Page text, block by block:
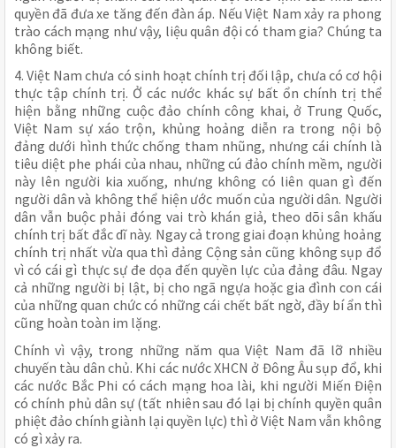
quyền đã đưa xe tăng đến đàn áp. Nếu Việt Nam xảy ra phong
trào cách mạng như vậy, liệu quân đội có tham gia? Chúng ta
không biết.
4. Việt Nam chưa có sinh hoạt chính trị đối lập, chưa có cơ hội
thực tập chính trị. Ở các nước khác sự bất ổn chính trị thể
hiện bằng những cuộc đảo chính công khai, ở Trung Quốc,
Việt Nam sự xáo trộn, khủng hoảng diễn ra trong nội bộ
đảng dưới hình thức chống tham nhũng, nhưng cái chính là
tiêu diệt phe phái của nhau, những cú đảo chính mềm, người
này lên người kia xuống, nhưng không có liên quan gì đến
người dân và không thể hiện ước muốn của người dân. Người
dân vẫn buộc phải đóng vai trò khán giả, theo dõi sân khấu
chính trị bất đắc dĩ này. Ngay cả trong giai đoạn khủng hoảng
chính trị nhất vừa qua thì đảng Cộng sản cũng không sụp đổ
vì có cái gì thực sự đe dọa đến quyền lực của đảng đâu. Ngay
cả những người bị lật, bị cho ngã ngựa hoặc gia đình con cái
của những quan chức có những cái chết bất ngờ, đầy bí ẩn thì
cũng hoàn toàn im lặng.
Chính vì vậy, trong những năm qua Việt Nam đã lỡ nhiều
chuyến tàu dân chủ. Khi các nước XHCN ở Đông Âu sụp đổ, khi
các nước Bắc Phi có cách mạng hoa lài, khi người Miến Điện
có chính phủ dân sự (tất nhiên sau đó lại bị chính quyền quân
phiệt đảo chính giành lại quyền lực) thì ở Việt Nam vẫn không
có gì xảy ra.